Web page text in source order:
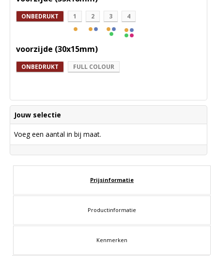
ONBEDRUKT 1 2 3 4
voorzijde (30x15mm)
ONBEDRUKT FULL COLOUR
Jouw selectie
Voeg een aantal in bij maat.
Prijsinformatie
Productinformatie
Kenmerken